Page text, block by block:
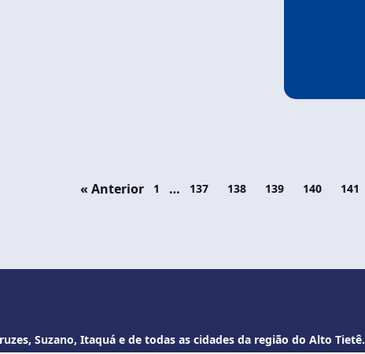
« Anterior 1 … 137 138 139 140 141
Suzano, Itaquá e de todas as cidades da região do Alto Tietê.